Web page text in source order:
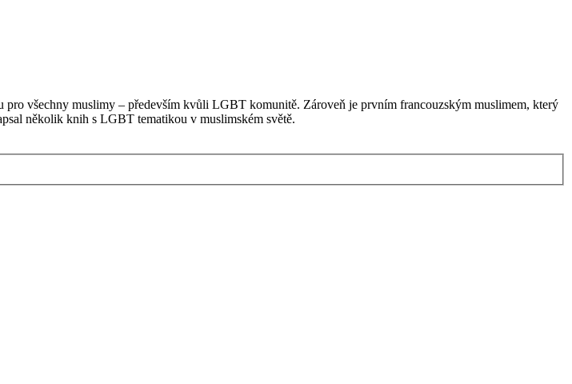
všechny muslimy – především kvůli LGBT komunitě. Zároveň je prvním francouzským muslimem, který
několik knih s LGBT tematikou v muslimském světě.